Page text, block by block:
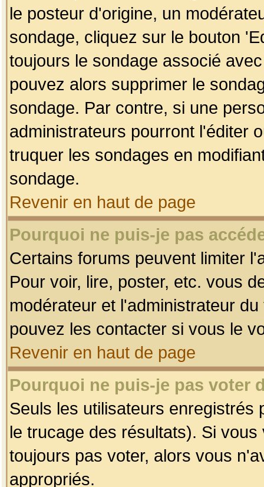
le posteur d'origine, un
sondage, cliquez sur le bouton
toujours le sondage associé
pouvez alors supprimer le
sondage. Par contre, si une
administrateurs pourront l'éditer
truquer les sondages en
sondage.
Revenir en haut de page
Pourquoi ne puis-je pas
Certains forums peuvent limiter
Pour voir, lire, poster, etc. vous
modérateur et l'administrateur
pouvez les contacter si vous le
Revenir en haut de page
Pourquoi ne puis-je pas voter
Seuls les utilisateurs enregistrés
le trucage des résultats). Si
toujours pas voter, alors vous
appropriés.